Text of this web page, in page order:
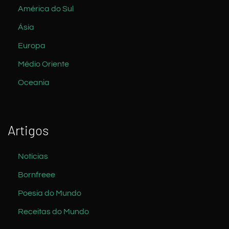
América do Sul
Ásia
Europa
Médio Oriente
Oceania
Artigos
Notícias
Bornfreee
Poesia do Mundo
Receitas do Mundo